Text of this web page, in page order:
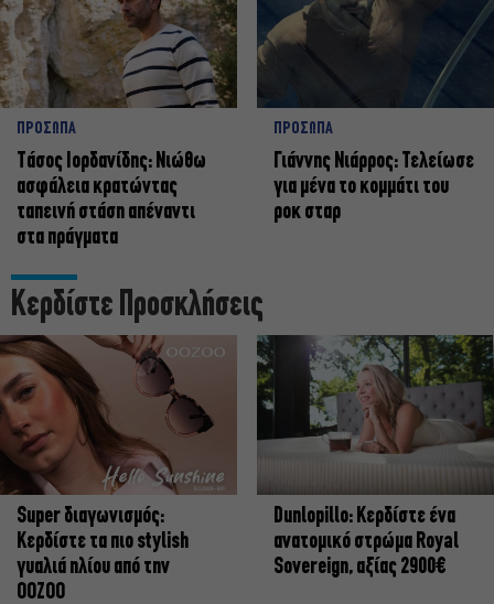
ΠΡΟΣΩΠΑ
Tάσος Ιορδανίδης: Νιώθω
ασφάλεια κρατώντας
ταπεινή στάση απέναντι
στα πράγματα
ΠΡΟΣΩΠΑ
Γιάννης Νιάρρος: Τελείωσε
για μένα το κομμάτι του
ροκ σταρ
Κερδίστε Προσκλήσεις
Super διαγωνισμός:
Κερδίστε τα πιο stylish
γυαλιά ηλίου από την
OOZOO
Dunlopillo: Κερδίστε ένα
ανατομικό στρώμα Royal
Sovereign, αξίας 2900€